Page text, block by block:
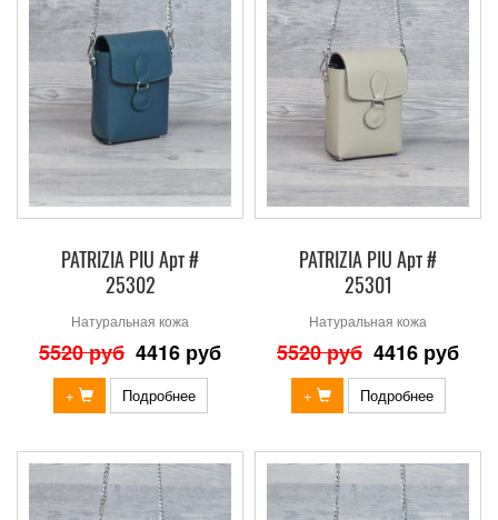
PATRIZIA PIU Арт #
25302
Натуральная кожа
5520 руб 4416 руб
+ Подробнее
PATRIZIA PIU Арт #
25301
Натуральная кожа
5520 руб 4416 руб
+ Подробнее